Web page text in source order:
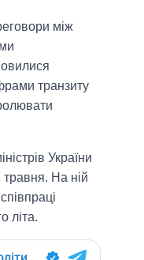
між
транзиту
України
На ній
літа.